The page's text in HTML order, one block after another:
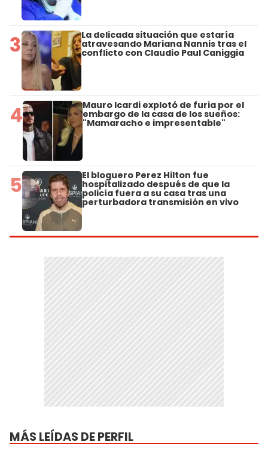
3 La delicada situación que estaría
atravesando Mariana Nannis tras el
conflicto con Claudio Paul Caniggia
4 Mauro Icardi explotó de furia por el
embargo de la casa de los sueños:
"Mamaracho e impresentable"
5 El bloguero Perez Hilton fue
hospitalizado después de que la
policía fuera a su casa tras una
perturbadora transmisión en vivo
MÁS LEÍDAS DE PERFIL